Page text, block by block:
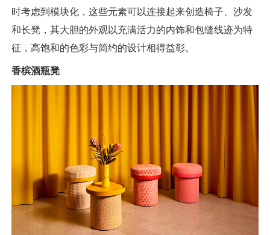
时考虑到模块化，这些元素可以连接起来创造椅子、沙发
和长凳，其大胆的外观以充满活力的内饰和包缝线迹为特
征，高饱和的色彩与简约的设计相得益彰。
香槟酒瓶凳